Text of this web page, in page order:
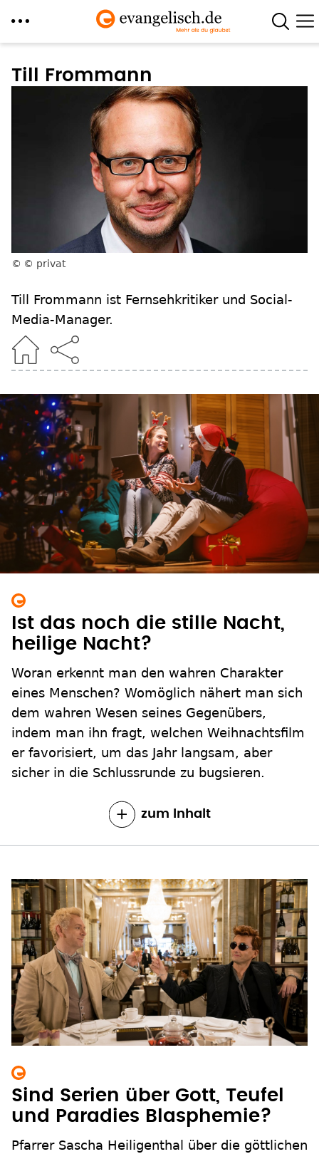
zum
Till Frommann
© privat
Till Frommann ist Fernsehkritiker und Social-
Media-Manager.
Ist das noch die stille Nacht,
heilige Nacht?
Woran erkennt man den wahren Charakter
eines Menschen? Womöglich nähert man sich
dem wahren Wesen seines Gegenübers,
indem man ihn fragt, welchen Weihnachtsfilm
er favorisiert, um das Jahr langsam, aber
sicher in die Schlussrunde zu bugsieren.
zum Inhalt
Sind Serien über Gott, Teufel
und Paradies Blasphemie?
Pfarrer Sascha Heiligenthal über die göttlichen